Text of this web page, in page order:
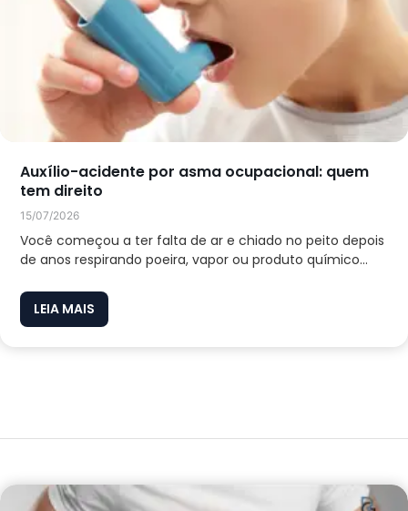
Auxílio-acidente por asma ocupacional: quem
tem direito
15/07/2026
Você começou a ter falta de ar e chiado no peito depois
de anos respirando poeira, vapor ou produto químico...
LEIA MAIS